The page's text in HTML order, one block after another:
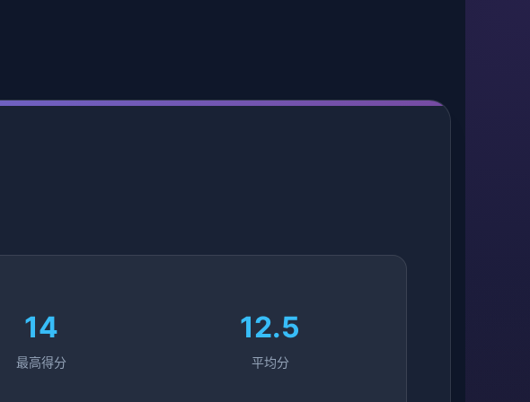
14
最高得分
12.5
平均分